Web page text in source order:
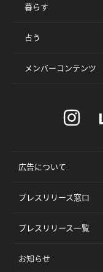
暮らす
占う
メンバーコンテンツ
広告について
プレスリリース窓口
プレスリリース一覧
お知らせ